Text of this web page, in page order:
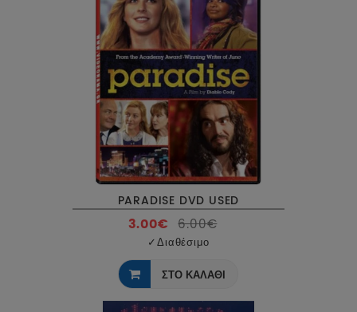
PARADISE DVD USED
3.00€ 6.00€
✓Διαθέσιμο
ΣΤΟ ΚΑΛΑΘΙ